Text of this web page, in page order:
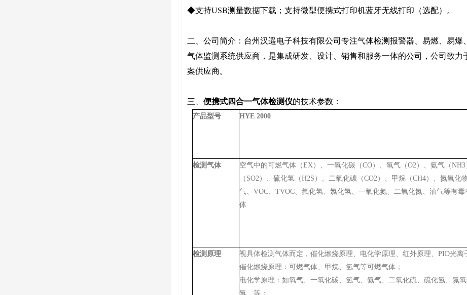
◆支持USB测量数据下载；支持微型便携式打印机蓝牙无线打印（选配）。
二、公司简介：台州汉遥电子科技有限公司专注气体检测报警器、易燃、易
气体监测系统供应商，是集成研发、设计、销售和服务一体的公司，公司致
案供应商。
三、 便携式四合一气体检测仪的技术参数：
产品型号 HYE 2000
检测气体
空气中的可燃气体（EX）、一氧化碳（CO）、氧气（O2）、氨气（
（SO2）、硫化氢（H2S）、二氧化碳（CO2）、甲烷（CH4）、氮氧化
气、VOC、TVOC、氟化氢、氯化氢、一氧化氮、二氧化氮、油气等有
体
检测原理
视具体检测气体而定，催化燃烧原理、电化学原理、红外原理、PID光离
催化燃烧原理：可燃气体、甲烷、氢气等可燃气体；
电化学原理：如氧气、一氧化碳、氢气、氨气、二氧化硫、硫化氢、氮
氢、等；